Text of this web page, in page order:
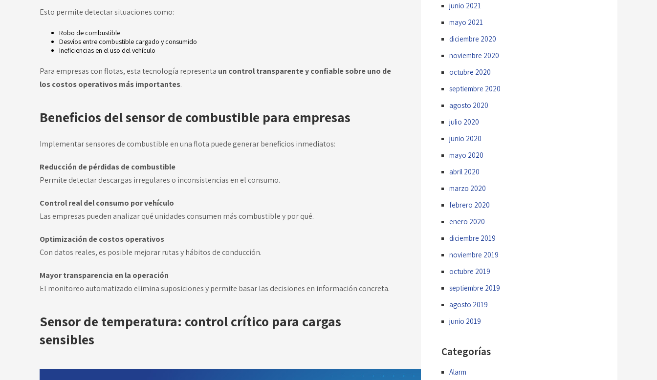
Esto permite detectar situaciones como:
Robo de combustible
Desvíos entre combustible cargado y consumido
Ineficiencias en el uso del vehículo
Para empresas con flotas, esta tecnología representa un control transparente y confiable sobre uno de
los costos operativos más importantes.
Beneficios del sensor de combustible para empresas
Implementar sensores de combustible en una flota puede generar beneficios inmediatos:
Reducción de pérdidas de combustible
Permite detectar descargas irregulares o inconsistencias en el consumo.
Control real del consumo por vehículo
Las empresas pueden analizar qué unidades consumen más combustible y por qué.
Optimización de costos operativos
Con datos reales, es posible mejorar rutas y hábitos de conducción.
Mayor transparencia en la operación
El monitoreo automatizado elimina suposiciones y permite basar las decisiones en información concreta.
Sensor de temperatura: control crítico para cargas
sensibles
junio 2021
mayo 2021
diciembre 2020
noviembre 2020
octubre 2020
septiembre 2020
agosto 2020
julio 2020
junio 2020
mayo 2020
abril 2020
marzo 2020
febrero 2020
enero 2020
diciembre 2019
noviembre 2019
octubre 2019
septiembre 2019
agosto 2019
junio 2019
Categorías
Alarm